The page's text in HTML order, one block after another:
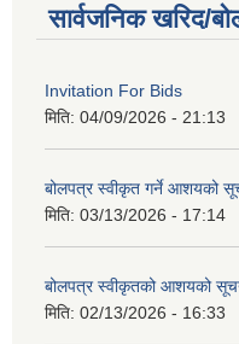
सार्वजनिक खरिद/
Invitation For Bids
मिति: 04/09/2026 - 21:13
बोलपत्र स्वीकृत गर्ने आशयको
मिति: 03/13/2026 - 17:14
बोलपत्र स्वीकृतको आशयको
मिति: 02/13/2026 - 16:33